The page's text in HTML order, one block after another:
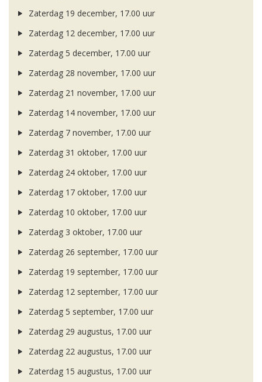
Zaterdag 19 december, 17.00 uur
Zaterdag 12 december, 17.00 uur
Zaterdag 5 december, 17.00 uur
Zaterdag 28 november, 17.00 uur
Zaterdag 21 november, 17.00 uur
Zaterdag 14 november, 17.00 uur
Zaterdag 7 november, 17.00 uur
Zaterdag 31 oktober, 17.00 uur
Zaterdag 24 oktober, 17.00 uur
Zaterdag 17 oktober, 17.00 uur
Zaterdag 10 oktober, 17.00 uur
Zaterdag 3 oktober, 17.00 uur
Zaterdag 26 september, 17.00 uur
Zaterdag 19 september, 17.00 uur
Zaterdag 12 september, 17.00 uur
Zaterdag 5 september, 17.00 uur
Zaterdag 29 augustus, 17.00 uur
Zaterdag 22 augustus, 17.00 uur
Zaterdag 15 augustus, 17.00 uur